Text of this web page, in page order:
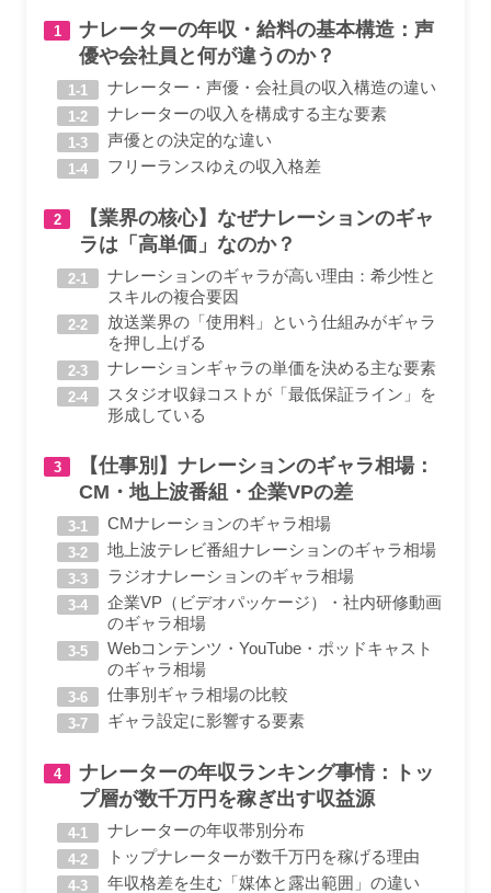
ナレーターの年収・給料の基本構造：声
優や会社員と何が違うのか？
ナレーター・声優・会社員の収入構造の違い
ナレーターの収入を構成する主な要素
声優との決定的な違い
フリーランスゆえの収入格差
【業界の核心】なぜナレーションのギャ
ラは「高単価」なのか？
ナレーションのギャラが高い理由：希少性と
スキルの複合要因
放送業界の「使用料」という仕組みがギャラ
を押し上げる
ナレーションギャラの単価を決める主な要素
スタジオ収録コストが「最低保証ライン」を
形成している
【仕事別】ナレーションのギャラ相場：
CM・地上波番組・企業VPの差
CMナレーションのギャラ相場
地上波テレビ番組ナレーションのギャラ相場
ラジオナレーションのギャラ相場
企業VP（ビデオパッケージ）・社内研修動画
のギャラ相場
Webコンテンツ・YouTube・ポッドキャスト
のギャラ相場
仕事別ギャラ相場の比較
ギャラ設定に影響する要素
ナレーターの年収ランキング事情：トッ
プ層が数千万円を稼ぎ出す収益源
ナレーターの年収帯別分布
トップナレーターが数千万円を稼げる理由
年収格差を生む「媒体と露出範囲」の違い